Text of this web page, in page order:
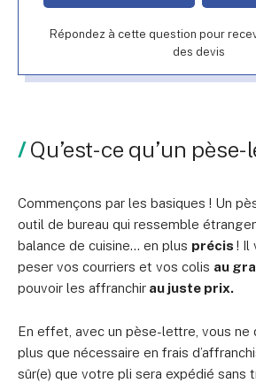
Répondez à cette question pour
des devis
Qu’est-ce qu’un pèse-
Commençons par les basiques ! Un
outil de bureau qui ressemble
balance de cuisine… en plus précis ! Il
peser vos courriers et vos colis au
pouvoir les affranchir au juste prix.
En effet, avec un pèse-lettre, vous ne
plus que nécessaire en frais
sûr(e) que votre pli sera expédié sans